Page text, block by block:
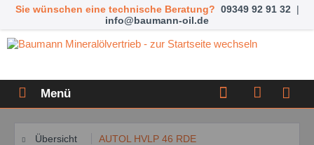
Sie wünschen eine technische Beratung? 09349 92 91 32 |
info@baumann-oil.de
Menü
Übersicht AUTOL HVLP 46 RDE